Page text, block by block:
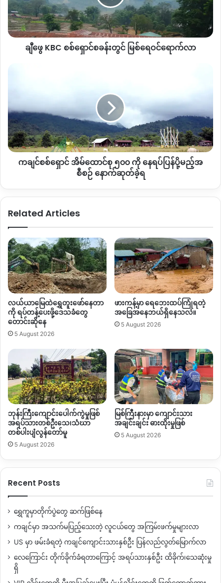
ကချင်ပြည်နယ်မှအပ ကျန်တိုင်းဒေသကြီးများမှ ဝင်ရောက်လာ
သည့်မည်သူမဆို သတ်မှတ်ထားသည့် Qနေရာတွင် သီးခြားနေရမည်
ဖြစ်ပြီး ညွှန်ကြားချက်တစ်စုံတစ်ရာမထုတ်သေးသရွှေ့အတည်
ဖြစ်သည်ဟု သိရဥည်။
ကချင်ပြည်နယ်တွင် Covid-19 ရောဂါပိုးတွေ့ရှိသူတစ်ဦးရှိခဲ့
စစ်ဆေးခဲ့ရာ ရောဂါပိုးထပ်တွေ့ခြင်းမရှိတော့သည့်တွက်
၎င်း၏နေအိမ်သို့ မေလ ၂၅ရက်နေ့တွင်ပြန်လည်ရောက်ရှိနေပြီ
ဖြစ်သည်။
စခန်း
တွင်
မြစ်
ရေ
ရောက်လာ
ချီဖွေ KBC စစ်ရှောင်စခန်းတွင် မြစ်ရေဝင်ရောက်လာ
ကချင်
၅၀၀
ကို
နေရပ်
ပြန်
ပို့
ရ
ကချင်စစ်ရှောင် အိမ်ထောင်စု ၅၀၀ ကို နေရပ်ပြန်ပို့မည့်အ
စီစဉ် နောက်ဆုတ်ခဲ့ရ
Related Articles
လယ်ယာမြေထဲရွှေတူးဖော်နေတာ
ကို ရပ်တန့်ပေးဖို့ဒေသခံတွေ
တောင်းဆိုနေ
5 August 2026
ဖားကန့်မှာ ရေဘေးထပ်ကြုံရတဲ့
အခြေအနေဘယ်ရှိနေသလဲ။
5 August 2026
ဘုန်းကြီးကျောင်းပေါက်ကွဲမှုဖြစ်
အရပ်သားတစ်ဦးသေ၊သံဃာ
တစ်ပါးပျံလွန်တော်မူ
5 August 2026
မြစ်ကြီးနားမှာ ကျောင်းသား
အချင်းချင်း ဓားထိုးမှုဖြစ်
5 August 2026
Recent Posts
ရွှေကူမှာတိုက်ပွဲတွေ ဆက်ဖြစ်နေ
ကချင်မှာ အသက်မပြည့်သေးတဲ့ လူငယ်တွေ အကြမ်းဖက်မှုများလာ
US မှာ ဖမ်းခံရတဲ့ ကချင်ကျောင်းသားနှစ်ဦး ပြန်လည်လွတ်မြောက်လာ
လေကြောင်း တိုက်ခိုက်ခံရတာကြောင့် အရပ်သားနှစ်ဦး ထိခိုက်၊သေဆုံးမှု
ရှိ